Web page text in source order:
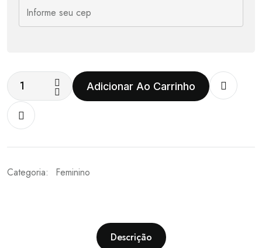
Adicionar Ao Carrinho
Categoria: Feminino
Descrição